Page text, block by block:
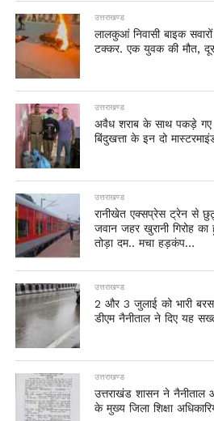
उत्तराखण्ड
लालकुआं निवासी बाइक
टक्कर. एक युवक की मौत,
उत्तराखण्ड
अवैध शराब के साथ पकड़े
बिंदुखत्ता के इन दो
उत्तराखण्ड
रानीखेत एक्सप्रेस ट्रेन से
जवान जहर खुरानी गिरोह
तोड़ा दम.. मचा हड़कंप…
उत्तराखण्ड
2 और 3 जुलाई को भारी
डीएम नैनीताल ने दिए यह
उत्तराखण्ड
उत्तराखंड शासन ने
के मुख्य जिला शिक्षा